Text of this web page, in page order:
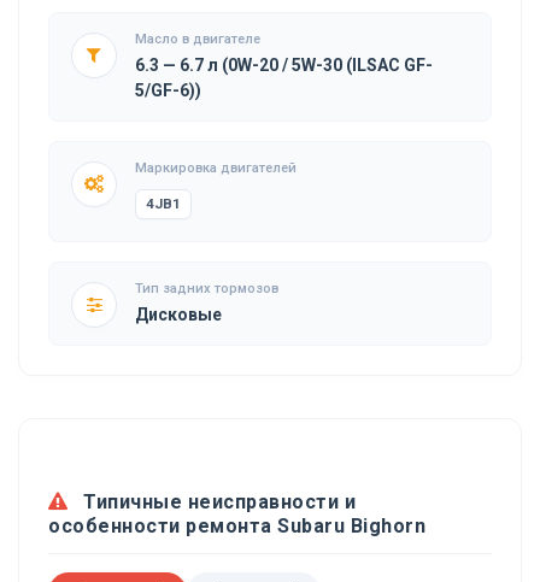
Масло в двигателе
6.3 — 6.7 л (0W-20 / 5W-30 (ILSAC GF-
5/GF-6))
Маркировка двигателей
4JB1
Тип задних тормозов
Дисковые
Типичные неисправности и
особенности ремонта Subaru Bighorn